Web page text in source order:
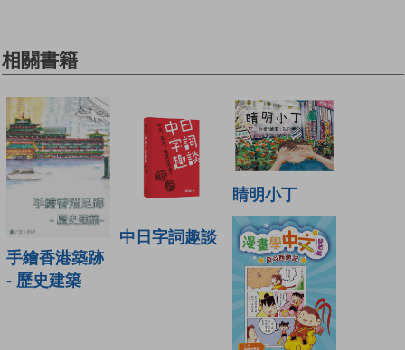
相關書籍
手繪香港築跡
- 歷史建築
中日字詞趣談
睛明小丁